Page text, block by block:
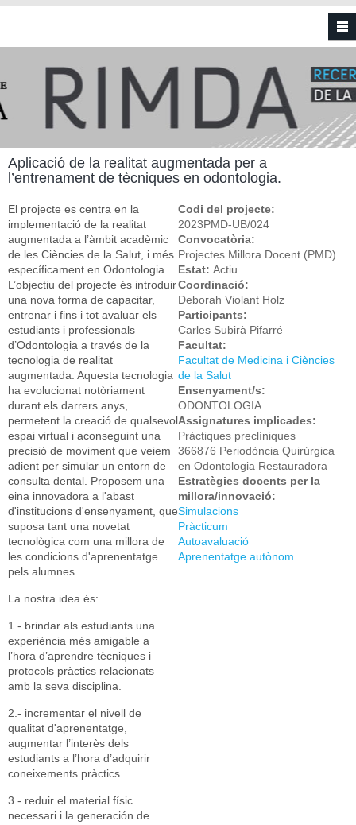
Vés al contingut
Aplicació de la realitat augmentada per a
l’entrenament de tècniques en odontologia.
El projecte es centra en la
implementació de la realitat
augmentada a l’àmbit acadèmic
de les Ciències de la Salut, i més
específicament en Odontologia.
L’objectiu del projecte és introduir
una nova forma de capacitar,
entrenar i fins i tot avaluar els
estudiants i professionals
d’Odontologia a través de la
tecnologia de realitat
augmentada. Aquesta tecnologia
ha evolucionat notòriament
durant els darrers anys,
permetent la creació de qualsevol
espai virtual i aconseguint una
precisió de moviment que veiem
adient per simular un entorn de
consulta dental. Proposem una
eina innovadora a l'abast
d'institucions d'ensenyament, que
suposa tant una novetat
tecnològica com una millora de
les condicions d'aprenentatge
pels alumnes.
La nostra idea és:
1.- brindar als estudiants una
experiència més amigable a
l’hora d’aprendre tècniques i
protocols pràctics relacionats
amb la seva disciplina.
2.- incrementar el nivell de
qualitat d'aprenentatge,
augmentar l’interès dels
estudiants a l’hora d’adquirir
coneixements pràctics.
3.- reduir el material físic
necessari i la generación de
Codi del projecte:
2023PMD-UB/024
Convocatòria:
Projectes Millora Docent (PMD)
Estat: Actiu
Coordinació:
Deborah Violant Holz
Participants:
Carles Subirà Pifarré
Facultat:
Facultat de Medicina i Ciències
de la Salut
Ensenyament/s:
ODONTOLOGIA
Assignatures implicades:
Pràctiques preclíniques
366876 Periodòncia Quirúrgica
en Odontologia Restauradora
Estratègies docents per la
millora/innovació:
Simulacions
Pràcticum
Autoavaluació
Aprenentatge autònom